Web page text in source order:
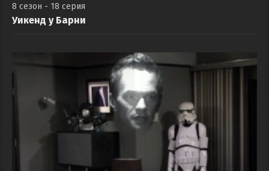
8 сезон - 18 серия
Уикенд у Барни